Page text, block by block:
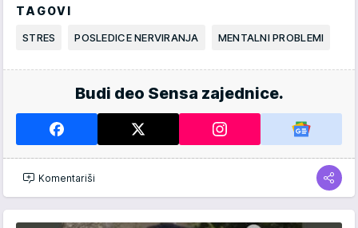
TAGOVI
STRES POSLEDICE NERVIRANJA MENTALNI PROBLEMI
Budi deo Sensa zajednice.
Komentariši